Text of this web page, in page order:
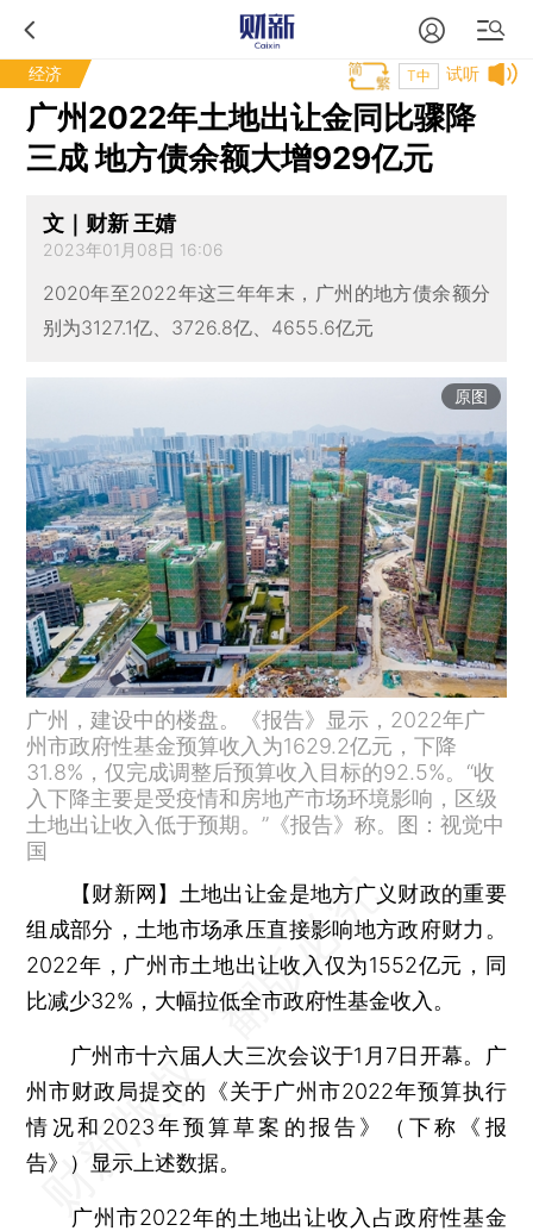
经济 试听
T中
广州2022年土地出让金同比骤降
三成 地方债余额大增929亿元
文｜财新 王婧
2023年01月08日 16:06
2020年至2022年这三年年末，广州的地方债余额分
别为3127.1亿、3726.8亿、4655.6亿元
原图
广州，建设中的楼盘。《报告》显示，2022年广
州市政府性基金预算收入为1629.2亿元，下降
31.8%，仅完成调整后预算收入目标的92.5%。“收
入下降主要是受疫情和房地产市场环境影响，区级
土地出让收入低于预期。”《报告》称。图：视觉中
国
【财新网】
土地出让金是地方广义财政的重要
组成部分，土地市场承压直接影响地方政府财力。
2022年，广州市土地出让收入仅为1552亿元，同
比减少32%，大幅拉低全市政府性基金收入。
广州市十六届人大三次会议于1月7日开幕。广
州市财政局提交的《关于广州市2022年预算执行
情况和2023年预算草案的报告》（下称《报
告》）显示上述数据。
广州市2022年的土地出让收入占政府性基金